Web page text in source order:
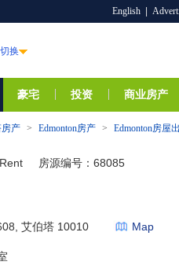
English
切换
豪宅 投资 商业房产
产 > Edmonton房产 > Edmonton房屋
房源编号：68085
艾伯塔 10010 Map